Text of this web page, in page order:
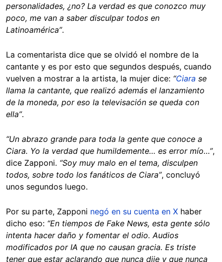
personalidades, ¿no? La verdad es que conozco muy
poco, me van a saber disculpar todos en
Latinoamérica”.
La comentarista dice que se olvidó el nombre de la
cantante y es por esto que segundos después, cuando
vuelven a mostrar a la artista, la mujer dice: “Ciara se
llama la cantante, que realizó además el lanzamiento
de la moneda, por eso la televisación se queda con
ella”.
“Un abrazo grande para toda la gente que conoce a
Ciara. Yo la verdad que humildemente… es error mío…”,
dice Zapponi. “Soy muy malo en el tema, disculpen
todos, sobre todo los fanáticos de Ciara”, concluyó
unos segundos luego.
Por su parte, Zapponi negó en su cuenta en X haber
dicho eso: “En tiempos de Fake News, esta gente sólo
intenta hacer daño y fomentar el odio. Audios
modificados por IA que no causan gracia. Es triste
tener que estar aclarando que nunca dije y que nunca